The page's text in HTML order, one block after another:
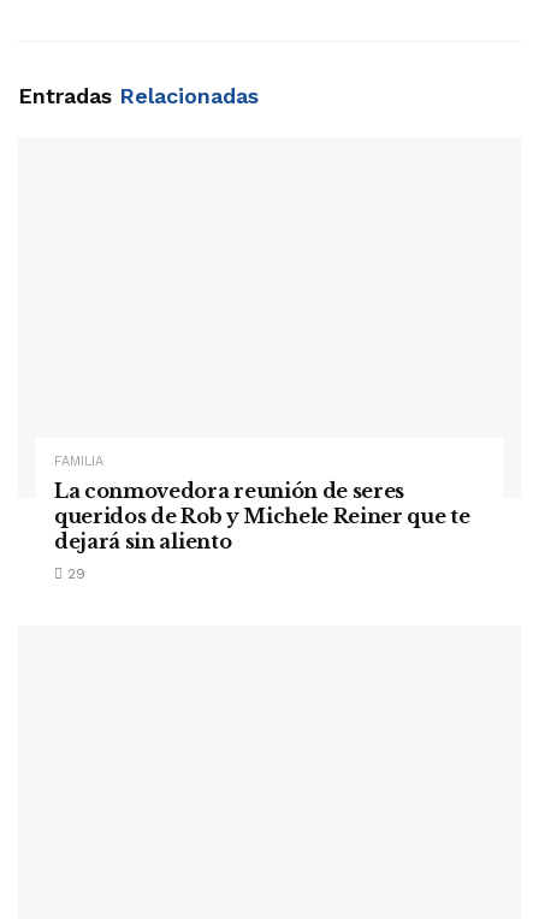
Entradas Relacionadas
FAMILIA
La conmovedora reunión de seres
queridos de Rob y Michele Reiner que te
dejará sin aliento
29